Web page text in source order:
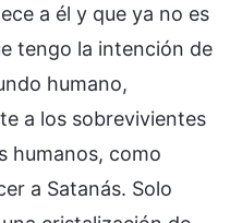
a él y que ya no es
tengo la intención de
humano,
a los sobrevivientes
humanos, como
a Satanás. Solo